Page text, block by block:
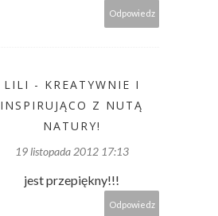
Odpowiedz
LILI - KREATYWNIE I
INSPIRUJĄCO Z NUTĄ
NATURY!
19 listopada 2012 17:13
jest przepiękny!!!
Odpowiedz